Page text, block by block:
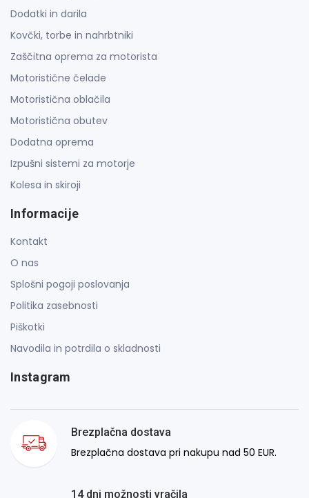
Dodatki in darila
Kovčki, torbe in nahrbtniki
Zaščitna oprema za motorista
Motoristične čelade
Motoristična oblačila
Motoristična obutev
Dodatna oprema
Izpušni sistemi za motorje
Kolesa in skiroji
Informacije
Kontakt
O nas
Splošni pogoji poslovanja
Politika zasebnosti
Piškotki
Navodila in potrdila o skladnosti
Instagram
Brezplačna dostava
Brezplačna dostava pri nakupu nad 50 EUR.
14 dni možnosti vračila